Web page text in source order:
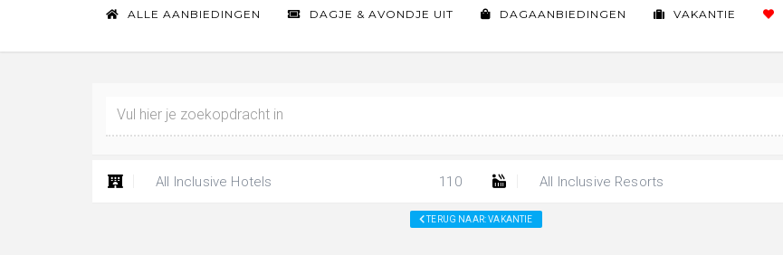
ALLE AANBIEDINGEN DAGJE & AVONDJE UIT DAGAANBIEDINGEN VAKANTIE
All Inclusive Hotels 110 All Inclusive Resorts
TERUG NAAR: VAKANTIE